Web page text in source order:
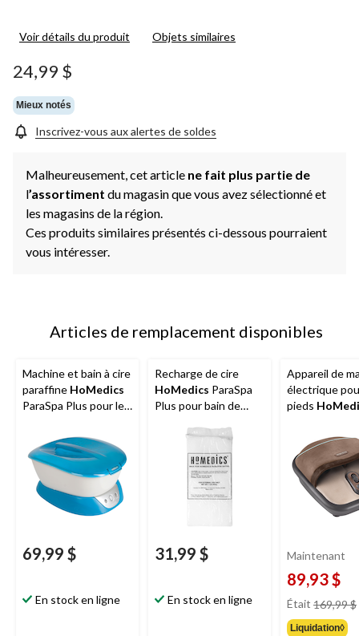
Voir détails du produit Objets similaires
24,99 $
Mieux notés
Inscrivez-vous aux alertes de soldes
Malheureusement, cet article ne fait plus partie de
l’assortiment du magasin que vous avez sélectionné et
les magasins de la région.
Ces produits similaires présentés ci-dessous pourraient
vous intéresser.
Articles de remplacement disponibles
Machine et bain à cire
paraffine HoMedics
ParaSpa Plus pour les
avec cire de 3 lb et 20
doublures
69,99 $
En stock en ligne
Recharge de cire
HoMedics ParaSpa
Plus pour bain de
avec 20 doublures, 1
lb, paq. 2
31,99 $
En stock en ligne
Appareil de
électrique
pieds
Shiatsu avec
Maintenant
89,93 $
Était 169,99 $
Liquidation◊